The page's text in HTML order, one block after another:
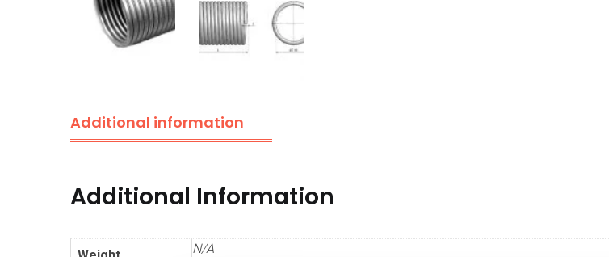
Additional information
Additional Information
N/A